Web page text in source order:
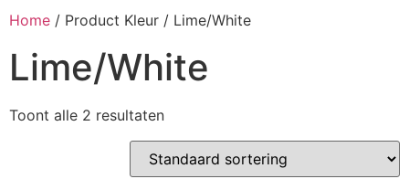
Home / Product Kleur / Lime/White
Lime/White
Toont alle 2 resultaten